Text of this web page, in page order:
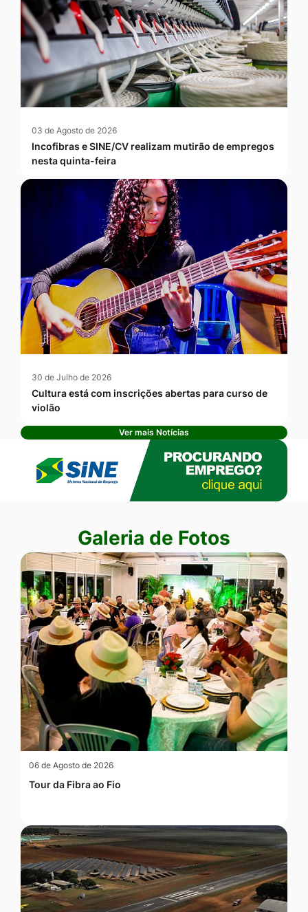
03 de Agosto de 2026
Incofibras e SINE/CV realizam mutirão de empregos
nesta quinta-feira
30 de Julho de 2026
Cultura está com inscrições abertas para curso de
violão
Ver mais Notícias
Seção Galeria de Fotos
Galeria de Fotos
06 de Agosto de 2026
Tour da Fibra ao Fio